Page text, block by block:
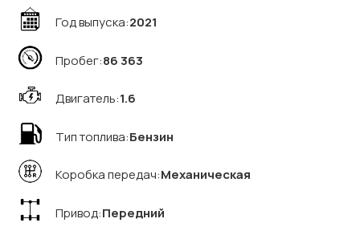
Год выпуска:2021
Пробег:86 363
Двигатель:1.6
Тип топлива:Бензин
Коробка передач:Механическая
Привод:Передний